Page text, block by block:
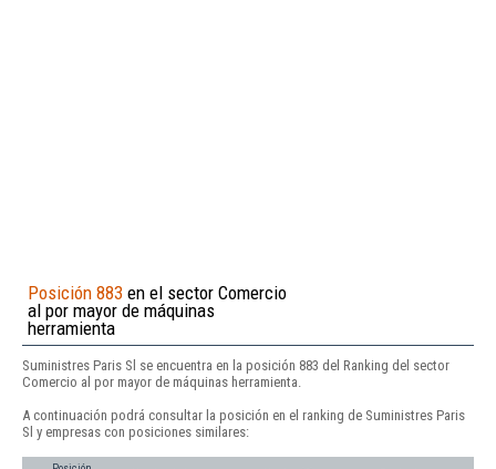
Posición 883 en el sector Comercio
al por mayor de máquinas
herramienta
Suministres Paris Sl se encuentra en la posición 883 del Ranking del sector
Comercio al por mayor de máquinas herramienta.
A continuación podrá consultar la posición en el ranking de Suministres Paris
Sl y empresas con posiciones similares: